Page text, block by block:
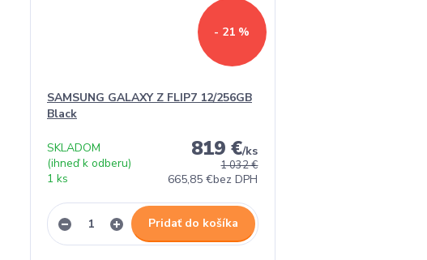
- 21 %
SAMSUNG GALAXY Z FLIP7 12/256GB
Black
1 032 €
819 €/ks
665,85 €bez DPH
SKLADOM
(ihneď k odberu)
1 ks
Pridať do košíka